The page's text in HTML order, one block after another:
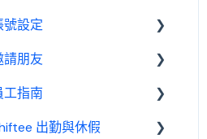
報表
薪資管理員
訂閱相關
費用及付款
號設定
管理設定
請朋友
邀請制度
工指南
開始使用出勤與休假